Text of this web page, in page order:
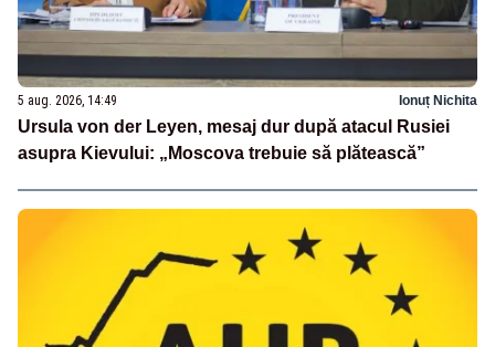
5 aug. 2026, 14:49 Ionuț Nichita
Ursula von der Leyen, mesaj dur după atacul Rusiei
asupra Kievului: „Moscova trebuie să plătească”